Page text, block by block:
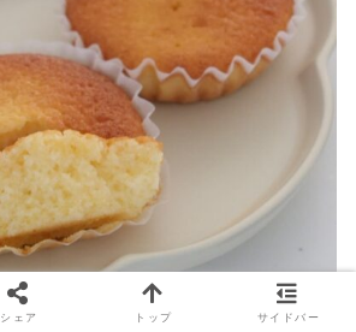
シェア トップ サイドバー